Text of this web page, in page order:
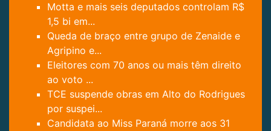
Motta e mais seis deputados controlam R$
1,5 bi em...
Queda de braço entre grupo de Zenaide e
Agripino e...
Eleitores com 70 anos ou mais têm direito
ao voto ...
TCE suspende obras em Alto do Rodrigues
por suspei...
Candidata ao Miss Paraná morre aos 31